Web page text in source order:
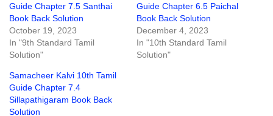
Guide Chapter 7.5 Santhai
Book Back Solution
October 19, 2023
In "9th Standard Tamil
Solution"
Guide Chapter 6.5 Paichal
Book Back Solution
December 4, 2023
In "10th Standard Tamil
Solution"
Samacheer Kalvi 10th Tamil
Guide Chapter 7.4
Sillapathigaram Book Back
Solution